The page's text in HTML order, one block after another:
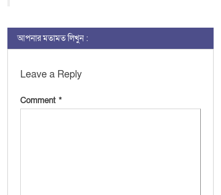
আপনার মতামত লিখুন :
Leave a Reply
Comment *